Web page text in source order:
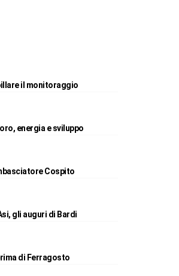
il monitoraggio
energia e sviluppo
Cospito
gli auguri di Bardi
di Ferragosto